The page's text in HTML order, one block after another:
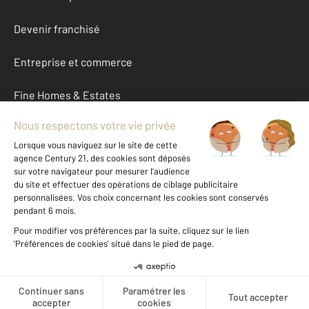
Devenir franchisé
Entreprise et commerce
Fine Homes & Estates
À propos
International
Nous contacter
Données personnelles
Gestionnaire des cookies